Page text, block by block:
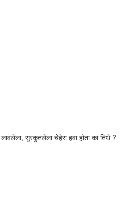
सुरकुतलेला चेहेरा हवा होता का तिथे ?